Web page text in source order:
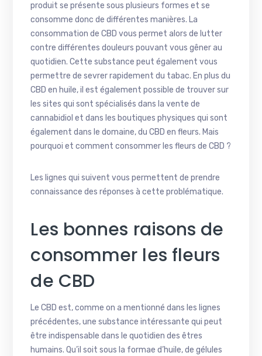
produit se présente sous plusieurs formes et se
consomme donc de différentes manières. La
consommation de CBD vous permet alors de lutter
contre différentes douleurs pouvant vous gêner au
quotidien. Cette substance peut également vous
permettre de sevrer rapidement du tabac. En plus du
CBD en huile, il est également possible de trouver sur
les sites qui sont spécialisés dans la vente de
cannabidiol et dans les boutiques physiques qui sont
également dans le domaine, du CBD en fleurs. Mais
pourquoi et comment consommer les fleurs de CBD ?
Les lignes qui suivent vous permettent de prendre
connaissance des réponses à cette problématique.
Les bonnes raisons de
consommer les fleurs
de CBD
Le CBD est, comme on a mentionné dans les lignes
précédentes, une substance intéressante qui peut
être indispensable dans le quotidien des êtres
humains. Qu’il soit sous la formae d’huile, de gélules